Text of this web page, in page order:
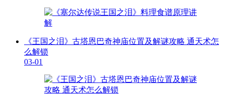
《王国之泪》古塔恩巴奇神庙位置及解谜攻略 通天术怎
么解锁
03-01